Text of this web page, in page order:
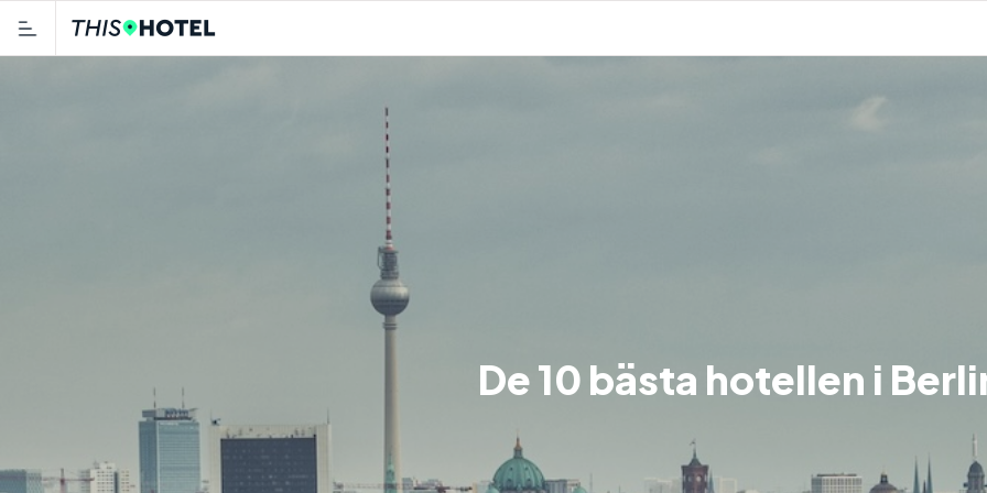
De 10 bästa hotellen i